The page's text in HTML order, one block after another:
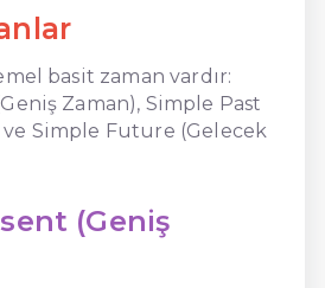
basit zaman vardır:
Zaman), Simple Past
ve Simple Future (Gelecek
(Geniş